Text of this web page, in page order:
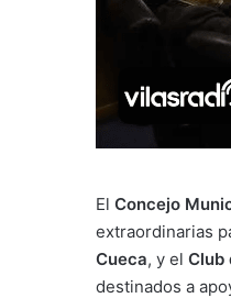
El Concejo
extraordinarias
Cueca, y el Club
destinados a